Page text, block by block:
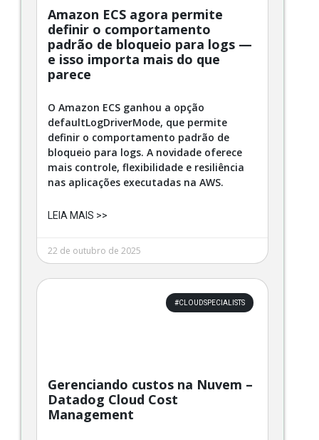
Amazon ECS agora permite
definir o comportamento
padrão de bloqueio para logs —
e isso importa mais do que
parece
O Amazon ECS ganhou a opção
defaultLogDriverMode, que permite
definir o comportamento padrão de
bloqueio para logs. A novidade oferece
mais controle, flexibilidade e resiliência
nas aplicações executadas na AWS.
LEIA MAIS >>
22 de outubro de 2025
#CLOUDSPECIALISTS
Gerenciando custos na Nuvem –
Datadog Cloud Cost
Management